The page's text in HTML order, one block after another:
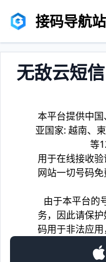
接码导航站
无敌云短
本平台提供中
亚国家: 越南、
等
用于在线接收
网站一切号码
由于本平台的
务，因此请保
码用于非法应用